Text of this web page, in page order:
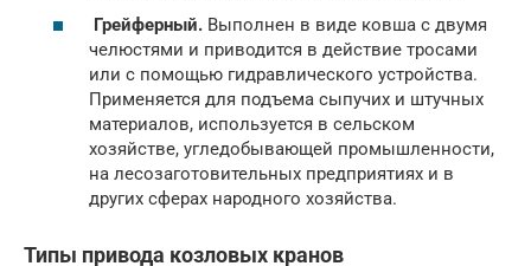
Грейферный. Выполнен в виде ковша с двумя
челюстями и приводится в действие тросами
или с помощью гидравлического устройства.
Применяется для подъема сыпучих и штучных
материалов, используется в сельском
хозяйстве, угледобывающей промышленности,
на лесозаготовительных предприятиях и в
других сферах народного хозяйства.
Типы привода козловых кранов